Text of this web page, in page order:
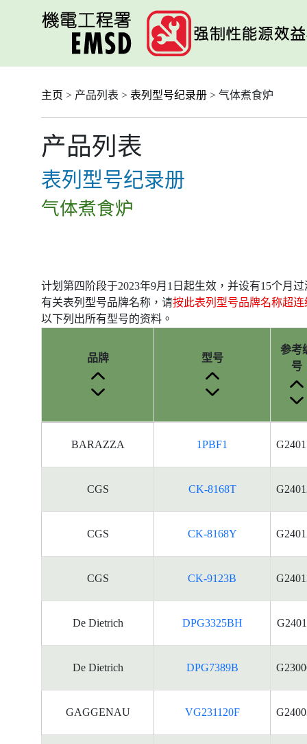
主页 > 产品列表 > 表列型号纪录册 > 气体煮食炉
产品列表
表列型号纪录册
气体煮食炉
计划第四阶段于2023年9月1日起生效，并设有15个月
有关表列型号品牌名称，请按此表列型号品牌名称超连
以下列出所有型号的资料。
能
品牌 型号
参考
号
BARAZZA 1PBF1
CGS CK-8168T
CGS CK-8168Y
CGS CK-9123B
De Dietrich DPG3325BH
De Dietrich DPG7389B
GAGGENAU VG231120F